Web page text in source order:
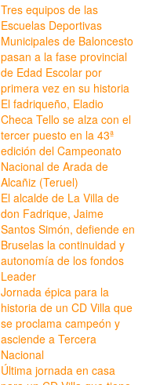
Tres equipos de las
Escuelas Deportivas
Municipales de Baloncesto
pasan a la fase provincial
de Edad Escolar por
primera vez en su historia
El fadriqueño, Eladio
Checa Tello se alza con el
tercer puesto en la 43ª
edición del Campeonato
Nacional de Arada de
Alcañiz (Teruel)
El alcalde de La Villa de
don Fadrique, Jaime
Santos Simón, defiende en
Bruselas la continuidad y
autonomía de los fondos
Leader
Jornada épica para la
historia de un CD Villa que
se proclama campeón y
asciende a Tercera
Nacional
Última jornada en casa